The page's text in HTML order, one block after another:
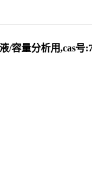
/容量分析用,cas号